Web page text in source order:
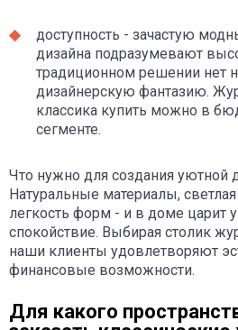
доступность - зачастую
дизайна подразумевают
традиционном решении нет
дизайнерскую фантазию.
классика купить можно в
сегменте.
Что нужно для создания
Натуральные материалы,
легкость форм - и в доме царит
спокойствие. Выбирая столик
наши клиенты удовлетворяют
финансовые возможности.
Для какого